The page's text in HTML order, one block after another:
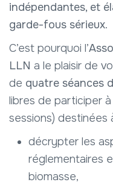
indépendantes, et
garde-fous sérieux.
C’est pourquoi l’
LLN a le plaisir de
de quatre séances
libres de participer
sessions) destinées
décrypter les
réglementaires
biomasse,